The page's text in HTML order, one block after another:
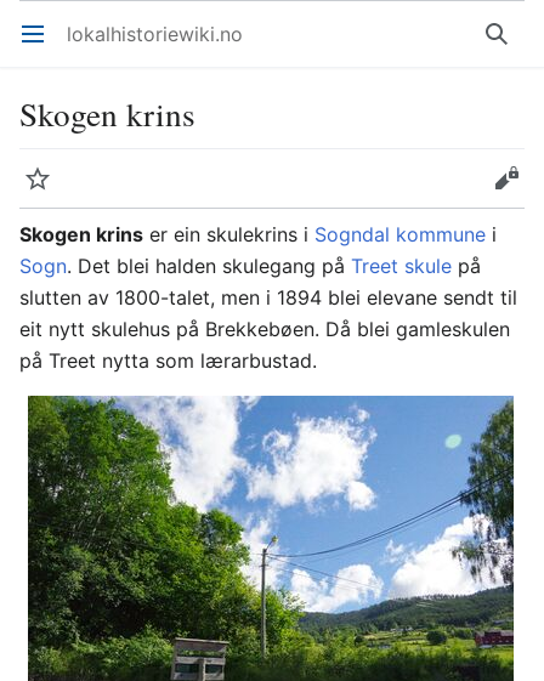
Åpne hovedmenyen lokalhistoriewiki.no Søk
Skogen krins
Overvåk
Rediger
Skogen krins er ein skulekrins i Sogndal kommune i
Sogn. Det blei halden skulegang på Treet skule på
slutten av 1800-talet, men i 1894 blei elevane sendt til
eit nytt skulehus på Brekkebøen. Då blei gamleskulen
på Treet nytta som lærarbustad.